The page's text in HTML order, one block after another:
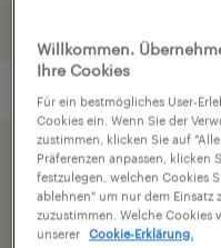
Beschleunige die
Profil teilst
Willkommen.
Ihre Cookies
Für ein bestmögliches User-
Cookies ein. Wenn Sie der
zustimmen, klicken Sie auf
Präferenzen anpassen, klicken
festzulegen, welchen Cookies
ablehnen" um nur dem
zuzustimmen. Welche Cookies
unserer
Cookie-Erklärung.